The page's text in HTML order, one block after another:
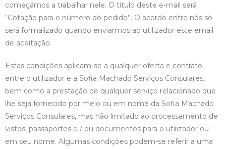
começámos a trabalhar nele. O título deste e-mail será
“Cotação para o número do pedido”. O acordo entre nós só
será formalizado quando enviarmos ao utilizador este email
de aceitação.
Estas condições aplicam-se a qualquer oferta e contrato
entre o utilizador e a Sofia Machado Serviços Consulares,
bem como a prestação de qualquer serviço relacionado que
lhe seja fornecido por meio ou em nome da Sofia Machado
Serviços Consulares, mas não limitado ao processamento de
vistos, passaportes e / ou documentos para o utilizador ou
em seu nome. Algumas condições podem-se referir a uma